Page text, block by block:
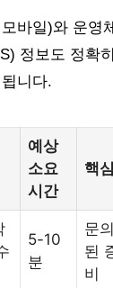
바일)와 운영
정보도 정확
니다.
예상
소요
시간
핵
5-10
분
문
된
비